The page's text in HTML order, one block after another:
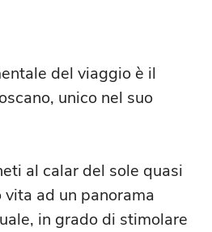
del viaggio è il
unico nel suo
al calar del sole quasi
ad un panorama
in grado di stimolare